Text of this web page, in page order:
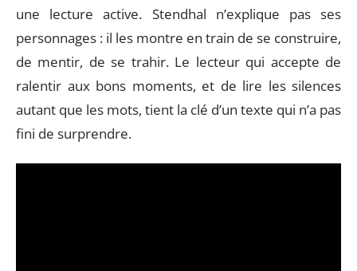
une lecture active. Stendhal n’explique pas ses
personnages : il les montre en train de se construire,
de mentir, de se trahir. Le lecteur qui accepte de
ralentir aux bons moments, et de lire les silences
autant que les mots, tient la clé d’un texte qui n’a pas
fini de surprendre.